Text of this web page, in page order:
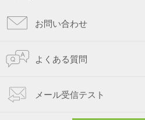
お問い合わせ
よくある質問
メール受信テスト